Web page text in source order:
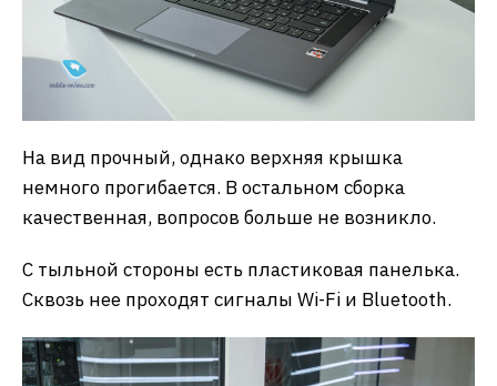
На вид прочный, однако верхняя крышка
немного прогибается. В остальном сборка
качественная, вопросов больше не возникло.
С тыльной стороны есть пластиковая панелька.
Сквозь нее проходят сигналы Wi-Fi и Bluetooth.